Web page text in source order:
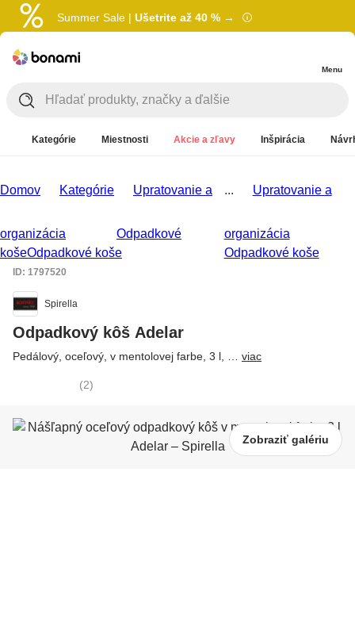
Summer Sale | Ušetrite až 40 % →
Menu
Kategórie Miestnosti Akcie a zľavy Inšpirácia
Domov Kategórie Upratovanie a
organizácia
Odpadkové
košeOdpadkové koše
... Upratovanie a
organizácia
Odpadkové koše
Zobraziť galériu
ID: 1797520
Spirella
Odpadkový kôš Adelar
Pedálový, oceľový, v mentolovej farbe, 3 l viac
(2)